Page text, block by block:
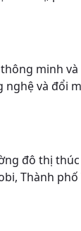
minh
và đổi
đô thị
Thành